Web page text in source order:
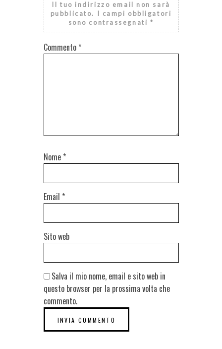
Il tuo indirizzo email non sarà
pubblicato.
I campi obbligatori
sono contrassegnati *
Commento *
Nome *
Email *
Sito web
Salva il mio nome, email e sito web in
questo browser per la prossima volta che
commento.